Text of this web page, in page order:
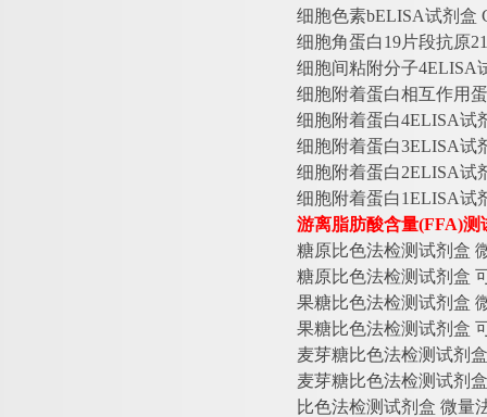
细胞色素bELISA试剂盒
细胞角蛋白19片段抗原
细胞间粘附分子4ELISA
细胞附着蛋白相互作用
细胞附着蛋白4ELISA试
细胞附着蛋白3ELISA试
细胞附着蛋白2ELISA试
细胞附着蛋白1ELISA试
游离脂肪酸含量(FFA)测
糖原比色法检测试剂盒
糖原比色法检测试剂盒
果糖比色法检测试剂盒
果糖比色法检测试剂盒
麦芽糖比色法检测试剂盒
麦芽糖比色法检测试剂盒
比色法检测试剂盒 微量